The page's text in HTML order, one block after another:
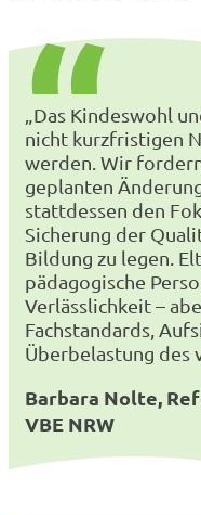
„Das Kindeswohl
nicht kurzfristigen
werden. Wir
geplanten
stattdessen den
Sicherung der
Bildung zu legen.
pädagogische
Verlässlichkeit –
Fachstandards,
Überbelastung des
Barbara Nolte,
VBE NRW